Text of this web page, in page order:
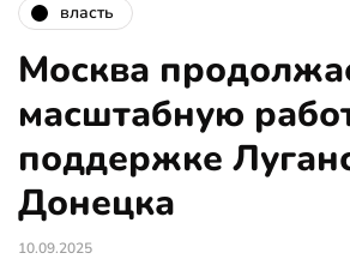
власть
Москва
масштабную
поддержке
Донецка
10.09.2025